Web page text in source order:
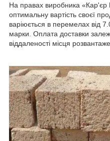
На правах виробника «Кар'єр
оптимальну вартість своєї
варіюється в перемелах від
марки. Оплата доставки
віддаленості місця